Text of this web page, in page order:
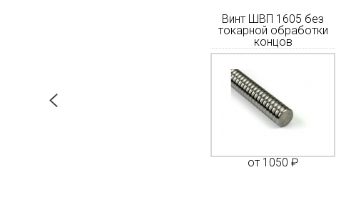
Винт ШВП 1605 без
токарной обработки
концов
от 1050 ₽